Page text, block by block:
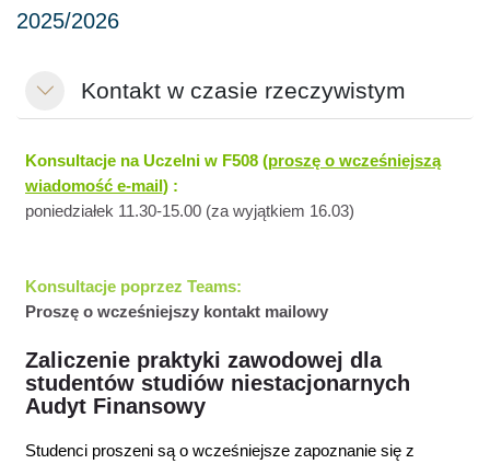
MinimalizujKontakt w czasie rzeczywistym
Konsultacje na Uczelni w F508 (proszę o wcześniejszą
wiadomość e-mail) :
poniedziałek 11.30-15.00 (za wyjątkiem 16.03)
Konsultacje poprzez Teams:
Proszę o wcześniejszy kontakt mailowy
Zaliczenie praktyki zawodowej dla
studentów studiów niestacjonarnych
Audyt Finansowy
Studenci proszeni są o wcześniejsze zapoznanie się z